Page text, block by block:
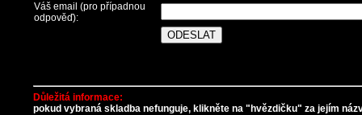
Váš email (pro případnou
odpověď):
Důležitá informace:
pokud vybraná skladba nefunguje, klikněte na "hvězdičku" za jejím